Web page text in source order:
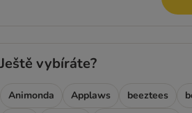
Ještě vybíráte?
Animonda Applaws beeztees